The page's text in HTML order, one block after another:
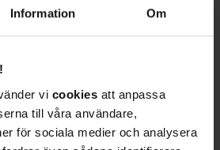
Information Om
vi cookies att anpassa
till våra användare,
för sociala medier och analysera
arabiska, spanska